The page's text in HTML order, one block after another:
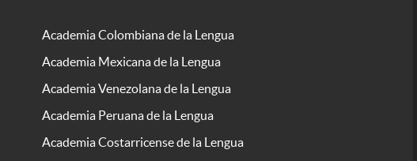
Academia Colombiana de la Lengua
Academia Mexicana de la Lengua
Academia Venezolana de la Lengua
Academia Peruana de la Lengua
Academia Costarricense de la Lengua